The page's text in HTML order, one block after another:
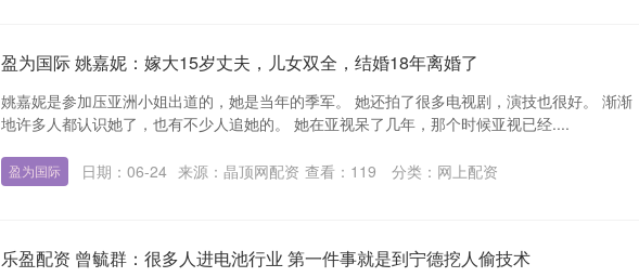
盈为国际 姚嘉妮：嫁大15岁丈夫，儿女双全，结婚18年离婚了
姚嘉妮是参加压亚洲小姐出道的，她是当年的季军。 她还拍了很多电视剧，演技也很好。 渐渐
地许多人都认识她了，也有不少人追她的。 她在亚视呆了几年，那个时候亚视已经....
盈为国际 日期：06-24 来源：晶顶网配资 查看： 119 分类： 网上配资
乐盈配资 曾毓群：很多人进电池行业 第一件事就是到宁德挖人偷技术